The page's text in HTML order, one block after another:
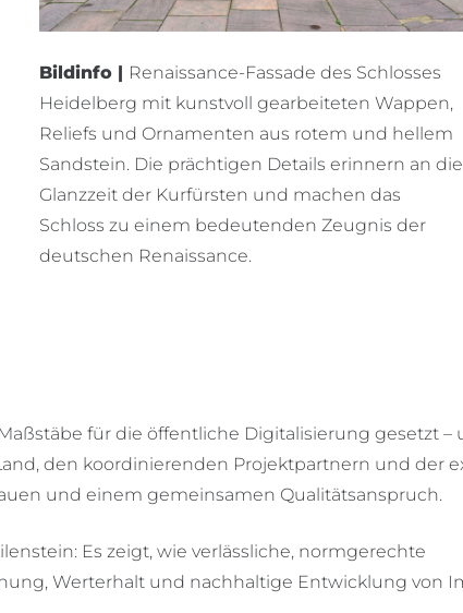
Bildinfo | Renaissance-Fassade des Schlosses
Heidelberg mit kunstvoll gearbeiteten Wappen,
Reliefs und Ornamenten aus rotem und hellem
Sandstein. Die prächtigen Details erinnern an die
Glanzzeit der Kurfürsten und machen das
Schloss zu einem bedeutenden Zeugnis der
deutschen Renaissance.
für die öffentliche Digitalisierung gesetzt –
den koordinierenden Projektpartnern und der
und einem gemeinsamen Qualitätsanspruch.
Es zeigt, wie verlässliche, normgerechte
Werterhalt und nachhaltige Entwicklung von